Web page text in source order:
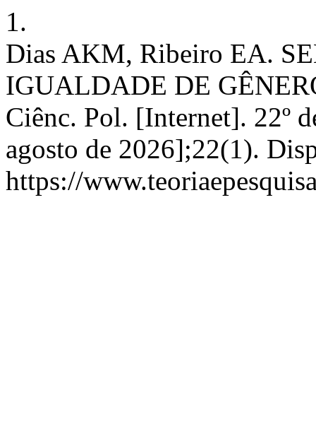
1.
Dias AKM, Ribeiro EA.
IGUALDADE DE
Ciênc. Pol. [Internet]. 22º
agosto de 2026];22(1).
https://